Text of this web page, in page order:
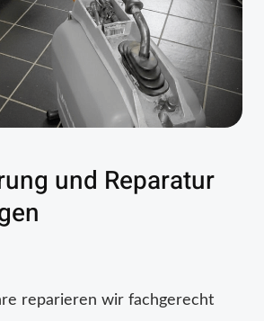
und Reparatur
reparieren wir fachgerecht